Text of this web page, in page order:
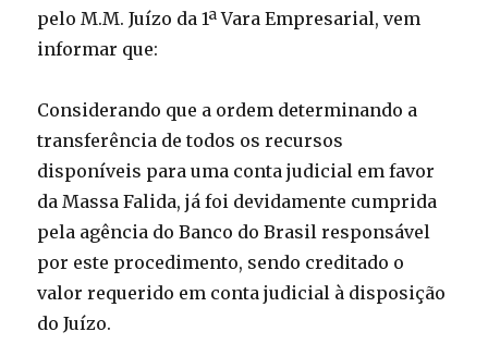
pelo M.M. Juízo da 1ª Vara Empresarial, vem
informar que:
Considerando que a ordem determinando a
transferência de todos os recursos
disponíveis para uma conta judicial em favor
da Massa Falida, já foi devidamente cumprida
pela agência do Banco do Brasil responsável
por este procedimento, sendo creditado o
valor requerido em conta judicial à disposição
do Juízo.